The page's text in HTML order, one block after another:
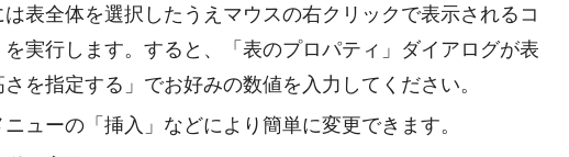
表全体を選択したうえマウスの右クリックで表示されるコ
実行します。すると、「表のプロパティ」ダイアログが表
を指定する」でお好みの数値を入力してください。
ューの「挿入」などにより簡単に変更できます。